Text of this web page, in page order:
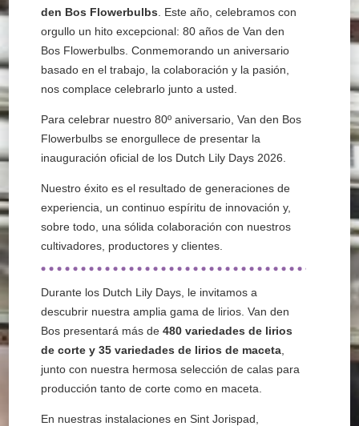
den Bos Flowerbulbs . Este año, celebramos con
orgullo un hito excepcional: 80 años de Van den
Bos Flowerbulbs. Conmemorando un aniversario
basado en el trabajo, la colaboración y la pasión,
nos complace celebrarlo junto a usted.
Para celebrar nuestro 80º aniversario, Van den Bos
Flowerbulbs se enorgullece de presentar la
inauguración oficial de los Dutch Lily Days 2026.
Nuestro éxito es el resultado de generaciones de
experiencia, un continuo espíritu de innovación y,
sobre todo, una sólida colaboración con nuestros
cultivadores, productores y clientes.
Durante los Dutch Lily Days, le invitamos a
descubrir nuestra amplia gama de lirios. Van den
Bos presentará más de480 variedades de lirios
de corte y 35 variedades de lirios de maceta
junto con nuestra hermosa selección de calas para
producción tanto de corte como en maceta.
En nuestras instalaciones en Sint Jorispad,